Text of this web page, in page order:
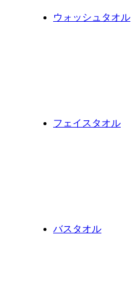
ウォッシュタオル
フェイスタオル
バスタオル